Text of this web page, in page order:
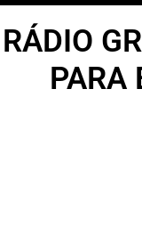
PARA